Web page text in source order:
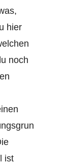
hier
noch
ist